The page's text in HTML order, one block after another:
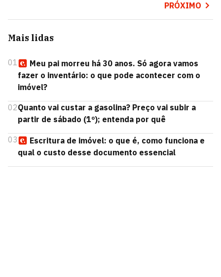
PRÓXIMO
Mais lidas
01
Meu pai morreu há 30 anos. Só agora vamos
fazer o inventário: o que pode acontecer com o
imóvel?
02Quanto vai custar a gasolina? Preço vai subir a
partir de sábado (1º); entenda por quê
03
Escritura de imóvel: o que é, como funciona e
qual o custo desse documento essencial